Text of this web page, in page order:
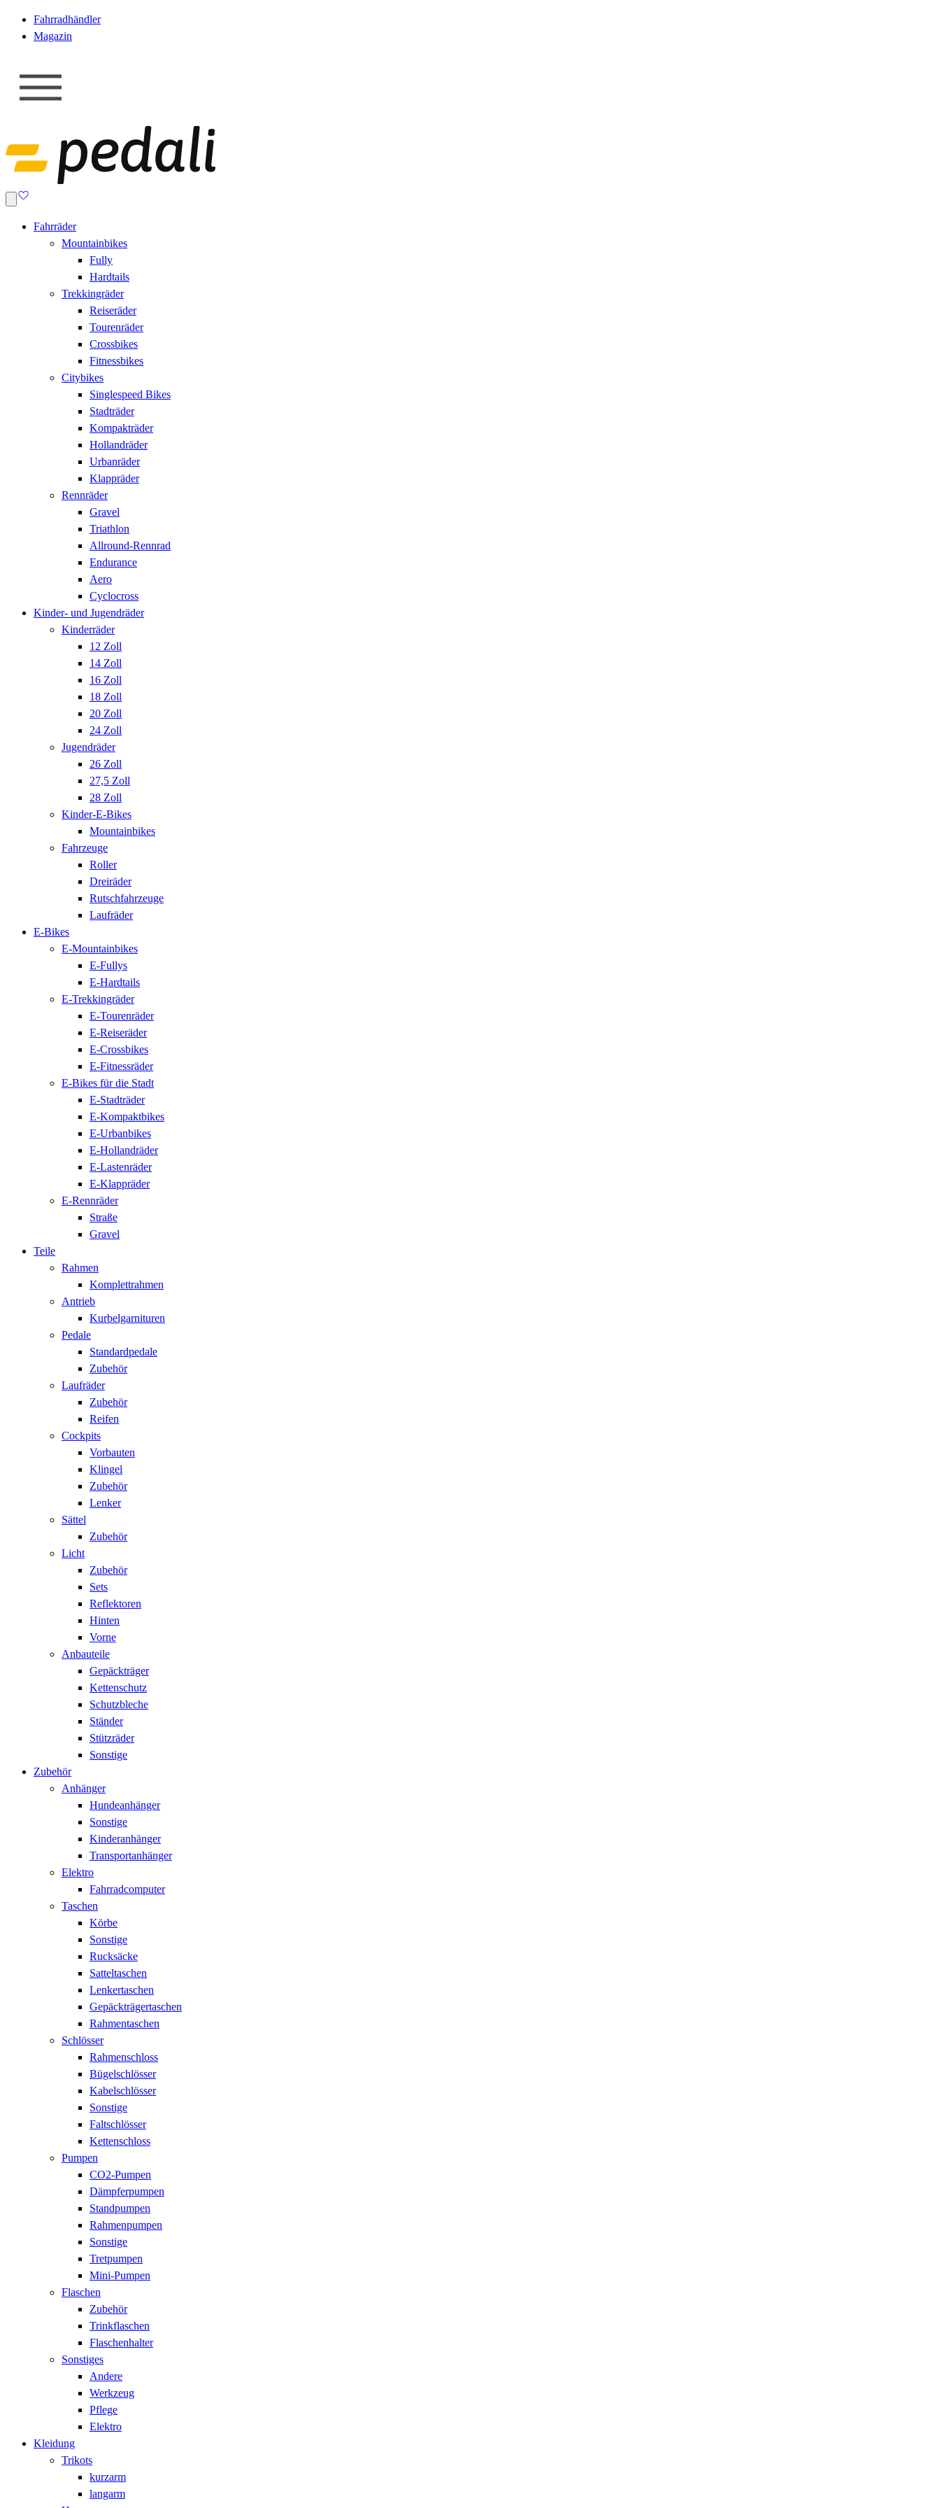
Fahrradhändler
Magazin
Fahrräder
Mountainbikes
Fully
Hardtails
Trekkingräder
Reiseräder
Tourenräder
Crossbikes
Fitnessbikes
Citybikes
Singlespeed Bikes
Stadträder
Kompakträder
Hollandräder
Urbanräder
Klappräder
Rennräder
Gravel
Triathlon
Allround-Rennrad
Endurance
Aero
Cyclocross
Kinder- und Jugendräder
Kinderräder
12 Zoll
14 Zoll
16 Zoll
18 Zoll
20 Zoll
24 Zoll
Jugendräder
26 Zoll
27,5 Zoll
28 Zoll
Kinder-E-Bikes
Mountainbikes
Fahrzeuge
Roller
Dreiräder
Rutschfahrzeuge
Laufräder
E-Bikes
E-Mountainbikes
E-Fullys
E-Hardtails
E-Trekkingräder
E-Tourenräder
E-Reiseräder
E-Crossbikes
E-Fitnessräder
E-Bikes für die Stadt
E-Stadträder
E-Kompaktbikes
E-Urbanbikes
E-Hollandräder
E-Lastenräder
E-Klappräder
E-Rennräder
Straße
Gravel
Teile
Rahmen
Komplettrahmen
Antrieb
Kurbelgarnituren
Pedale
Standardpedale
Zubehör
Laufräder
Zubehör
Reifen
Cockpits
Vorbauten
Klingel
Zubehör
Lenker
Sättel
Zubehör
Licht
Zubehör
Sets
Reflektoren
Hinten
Vorne
Anbauteile
Gepäckträger
Kettenschutz
Schutzbleche
Ständer
Stützräder
Sonstige
Zubehör
Anhänger
Hundeanhänger
Sonstige
Kinderanhänger
Transportanhänger
Elektro
Fahrradcomputer
Taschen
Körbe
Sonstige
Rucksäcke
Satteltaschen
Lenkertaschen
Gepäckträgertaschen
Rahmentaschen
Schlösser
Rahmenschloss
Bügelschlösser
Kabelschlösser
Sonstige
Faltschlösser
Kettenschloss
Pumpen
CO2-Pumpen
Dämpferpumpen
Standpumpen
Rahmenpumpen
Sonstige
Tretpumpen
Mini-Pumpen
Flaschen
Zubehör
Trinkflaschen
Flaschenhalter
Sonstiges
Andere
Werkzeug
Pflege
Elektro
Kleidung
Trikots
kurzarm
langarm